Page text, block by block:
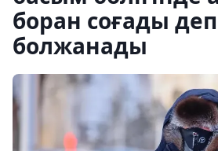
боран соғады деп
болжанады